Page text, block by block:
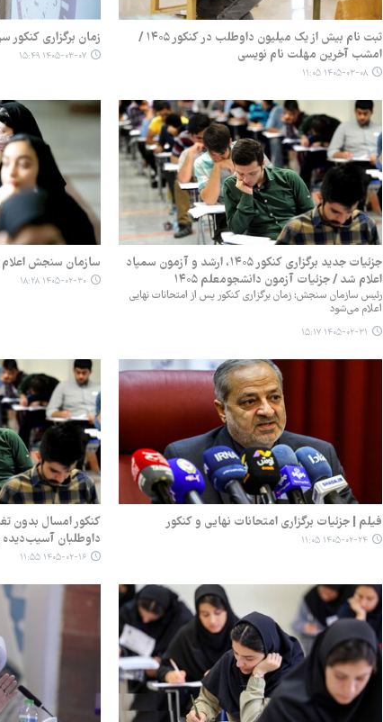
ثبت نام بیش از یک میلیون داوطلب در کنکور ۱۴۰۵ /
امشب آخرین مهلت نام نویسی
۱۴۰۵-۰۳-۰۸ ۱۱:۰۵
زمان برگزاری کنکور سراسری
۱۴۰۵-۰۳-۰۷ ۱۵:۴۹
جزئیات جدید برگزاری کنکور ۱۴۰۵، ارشد و آزمون سمپاد
اعلام شد / جزئیات آزمون دانشجومعلم ۱۴۰۵
رئیس سازمان سنجش: زمان برگزاری کنکور پس از امتحانات نهایی
اعلام می‌شود
۱۴۰۵-۰۲-۳۱ ۱۵:۱۷
سازمان سنجش اعلام
۱۴۰۵-۰۲-۳۰ ۱۸:۲۸
فیلم | جزئیات برگزاری امتحانات نهایی و کنکور
۱۴۰۵-۰۲-۲۴ ۱۱:۰۵
کنکور امسال بدون
داوطلبان
۱۴۰۵-۰۲-۱۶ ۱۱:۵۵